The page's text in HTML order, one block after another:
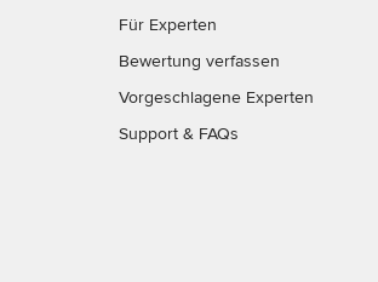
Für Experten
Bewertung verfassen
Vorgeschlagene Experten
Support & FAQs